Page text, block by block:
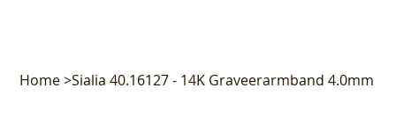
Home>Sialia 40.16127 - 14K Graveerarmband 4.0mm